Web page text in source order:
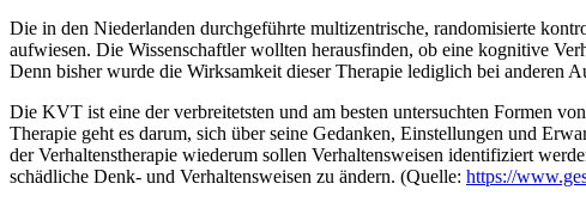
Die in den Niederlanden durchgeführte multizentrische, randomisierte
aufwiesen. Die Wissenschaftler wollten herausfinden, ob eine kognitive
Denn bisher wurde die Wirksamkeit dieser Therapie lediglich bei anderen
Die KVT ist eine der verbreitetsten und am besten untersuchten Formen
Therapie geht es darum, sich über seine Gedanken, Einstellungen und
der Verhaltenstherapie wiederum sollen Verhaltensweisen identifiziert
schädliche Denk- und Verhaltensweisen zu ändern. (Quelle: https://